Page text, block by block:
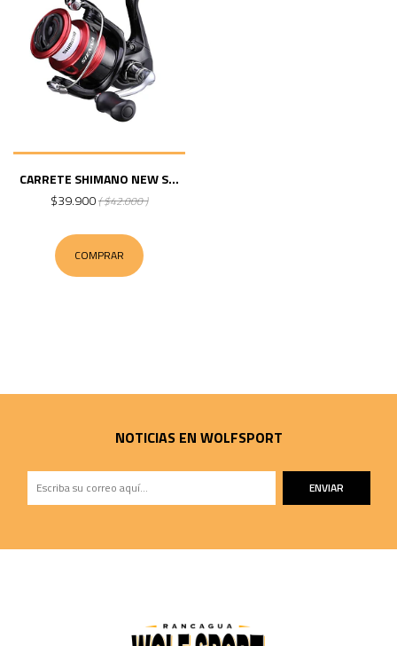
CARRETE SHIMANO NEW S...
$39.900( $42.000 )
COMPRAR
NOTICIAS EN WOLFSPORT
ENVIAR